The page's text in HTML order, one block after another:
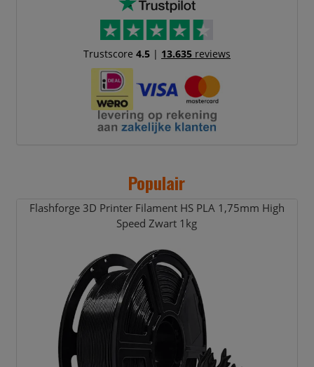
Trustscore 4.5| 13.635reviews
Populair
Flashforge 3D Printer Filament HS PLA 1,75mm High
Speed Zwart 1kg